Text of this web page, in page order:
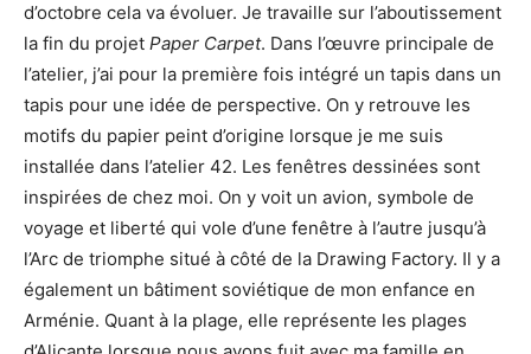
d’octobre cela va évoluer. Je travaille sur l’aboutissement
la fin du projet Paper Carpet. Dans l’œuvre principale de
l’atelier, j’ai pour la première fois intégré un tapis dans un
tapis pour une idée de perspective. On y retrouve les
motifs du papier peint d’origine lorsque je me suis
installée dans l’atelier 42. Les fenêtres dessinées sont
inspirées de chez moi. On y voit un avion, symbole de
voyage et liberté qui vole d’une fenêtre à l’autre jusqu’à
l’Arc de triomphe situé à côté de la Drawing Factory. Il y a
également un bâtiment soviétique de mon enfance en
Arménie. Quant à la plage, elle représente les plages